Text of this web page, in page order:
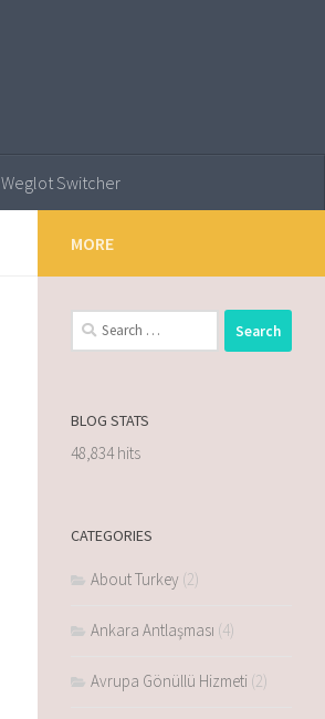
Weglot Switcher
MORE
BLOG STATS
48,834 hits
CATEGORIES
About Turkey (2)
Ankara Antlaşması (4)
Avrupa Gönüllü Hizmeti (2)